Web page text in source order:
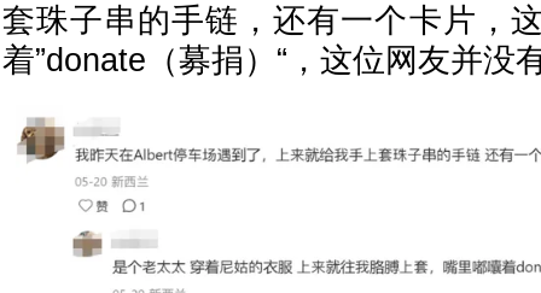
套珠子串的手链，还有一个卡片，
着”donate（募捐）“，这位网友并没